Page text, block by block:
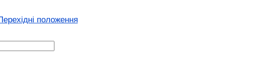
положення